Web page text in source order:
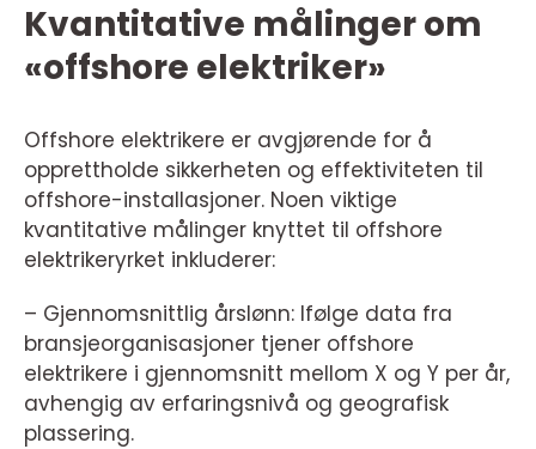
Kvantitative målinger om
«offshore elektriker»
Offshore elektrikere er avgjørende for å
opprettholde sikkerheten og effektiviteten til
offshore-installasjoner. Noen viktige
kvantitative målinger knyttet til offshore
elektrikeryrket inkluderer:
– Gjennomsnittlig årslønn: Ifølge data fra
bransjeorganisasjoner tjener offshore
elektrikere i gjennomsnitt mellom X og Y per år,
avhengig av erfaringsnivå og geografisk
plassering.